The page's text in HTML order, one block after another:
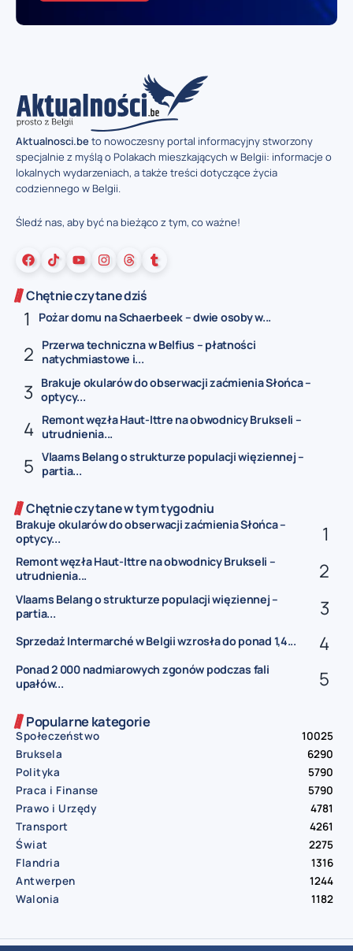
Aktualnosci.beto nowoczesny portal informacyjny stworzony
specjalnie z myślą o Polakach mieszkających w Belgii: informacje o
lokalnych wydarzeniach, a także treści dotyczące życia
codziennego w Belgii.
Śledź nas, aby być na bieżąco z tym, co ważne!
Chętnie czytane dziś
Pożar domu na Schaerbeek – dwie osoby w...
Przerwa techniczna w Belfius – płatności
natychmiastowe i...
Brakuje okularów do obserwacji zaćmienia Słońca –
optycy...
Remont węzła Haut-Ittre na obwodnicy Brukseli –
utrudnienia...
Vlaams Belang o strukturze populacji więziennej –
partia...
Chętnie czytane w tym tygodniu
Brakuje okularów do obserwacji zaćmienia Słońca –
optycy...
Remont węzła Haut-Ittre na obwodnicy Brukseli –
utrudnienia...
Vlaams Belang o strukturze populacji więziennej –
partia...
Sprzedaż Intermarché w Belgii wzrosła do ponad 1,4...
Ponad 2 000 nadmiarowych zgonów podczas fali
upałów...
Popularne kategorie
Społeczeństwo
10025
Bruksela
6290
Polityka
5790
Praca i Finanse
5790
Prawo i Urzędy
4781
Transport
4261
Świat
2275
Flandria
1316
Antwerpen
1244
Walonia
1182